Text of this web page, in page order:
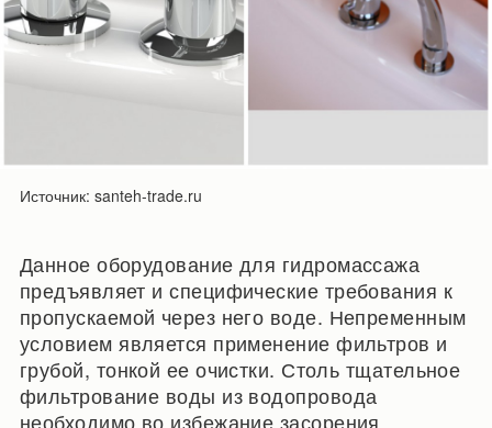
Источник: santeh-trade.ru
Данное оборудование для гидромассажа
предъявляет и специфические требования к
пропускаемой через него воде. Непременным
условием является применение фильтров и
грубой, тонкой ее очистки. Столь тщательное
фильтрование воды из водопровода
необходимо во избежание засорения